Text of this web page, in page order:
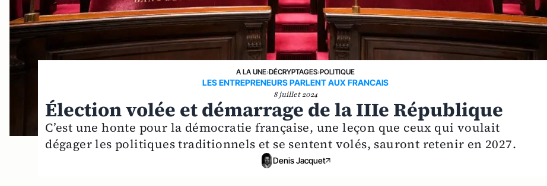
A LA UNE›DÉCRYPTAGES›POLITIQUE
LES ENTREPRENEURS PARLENT AUX FRANCAIS
8 juillet 2024
Élection volée et démarrage de la IIIe République
C’est une honte pour la démocratie française, une leçon que ceux qui voulait
dégager les politiques traditionnels et se sentent volés, sauront retenir en 2027.
Denis Jacquet